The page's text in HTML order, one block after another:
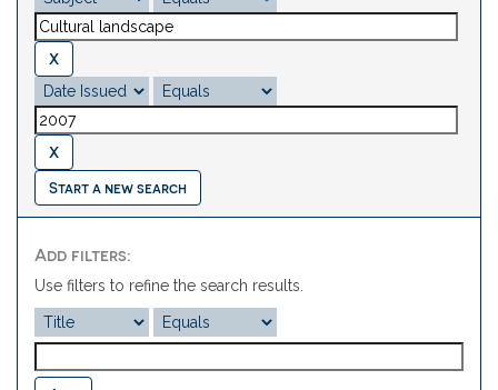
Start a new search
Add filters:
Use filters to refine the search results.